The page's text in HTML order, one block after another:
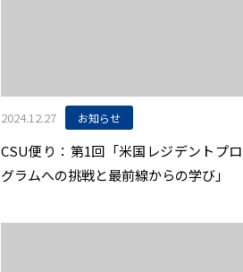
2024.12.27 お知らせ
CSU便り：第1回「米国レジデントプロ
グラムへの挑戦と最前線からの学び」